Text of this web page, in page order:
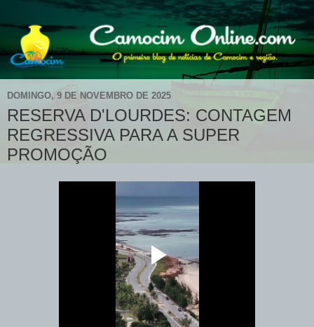
DOMINGO, 9 DE NOVEMBRO DE 2025
RESERVA D'LOURDES: CONTAGEM
REGRESSIVA PARA A SUPER
PROMOÇÃO